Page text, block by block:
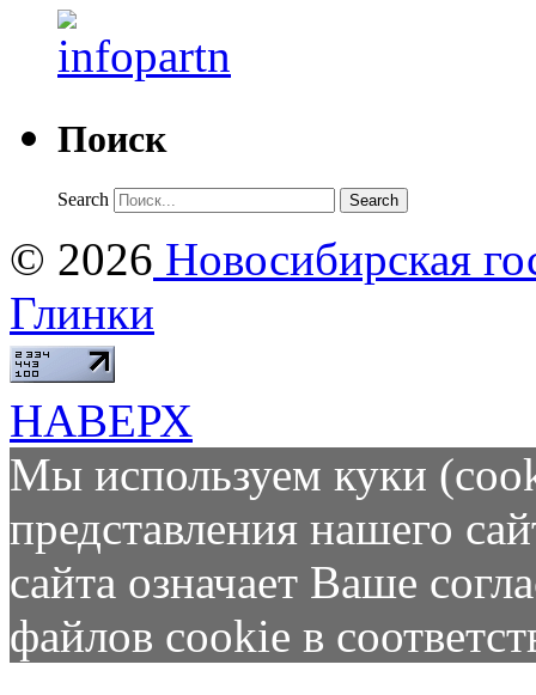
Поиск
Search
© 2026 Новосибирская
Глинки
НАВЕРХ
Мы используем куки
представления нашего
сайта означает Ваше
файлов cookie в